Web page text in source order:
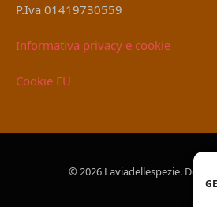
P.Iva 01419730559
Informativa privacy e cookie
Cookie EU
© 2026 Laviadellespezie.